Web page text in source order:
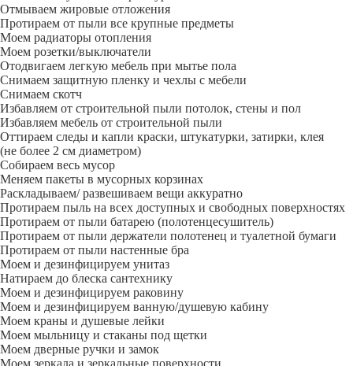
Отмываем жировые отложения
Протираем от пыли все крупные предметы
Моем радиаторы отопления
Моем розетки/выключатели
Отодвигаем легкую мебель при мытье пола
Снимаем защитную пленку и чехлы с мебели
Снимаем скотч
Избавляем от строительной пыли потолок, стены и пол
Избавляем мебель от строительной пыли
Оттираем следы и капли краски, штукатурки, затирки, клея
(не более 2 см диаметром)
Собираем весь мусор
Меняем пакеты в мусорных корзинах
Раскладываем/ развешиваем вещи аккуратно
Протираем пыль на всех доступных и свободных поверхностях
Протираем от пыли батарею (полотенцесушитель)
Протираем от пыли держатели полотенец и туалетной бумаги
Протираем от пыли настенные бра
Моем и дезинфицируем унитаз
Натираем до блеска сантехнику
Моем и дезинфицируем раковину
Моем и дезинфицируем ванную/душевую кабину
Моем краны и душевые лейки
Моем мыльницу и стаканы под щетки
Моем дверные ручки и замок
Моем зеркала и зеркальные поверхности